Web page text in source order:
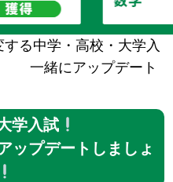
する中学・高校・大学入
プデート
学入試
ートしましょ